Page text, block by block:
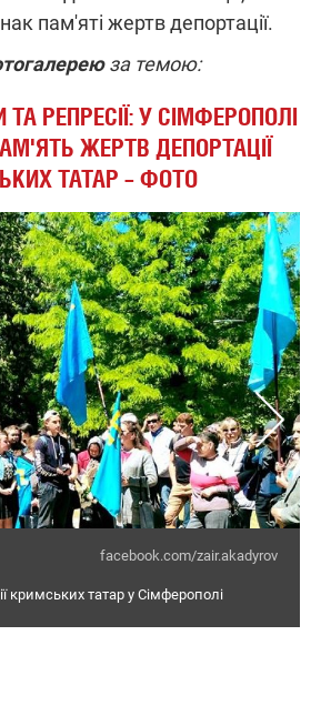
пам'яті жертв депортації.
за темою:
РЕПРЕСІЇ: У СІМФЕРОПОЛІ
ЖЕРТВ ДЕПОРТАЦІЇ
ТАТАР – ФОТО
facebook.com/zair.akadyrov
кримських татар у Сімферополі